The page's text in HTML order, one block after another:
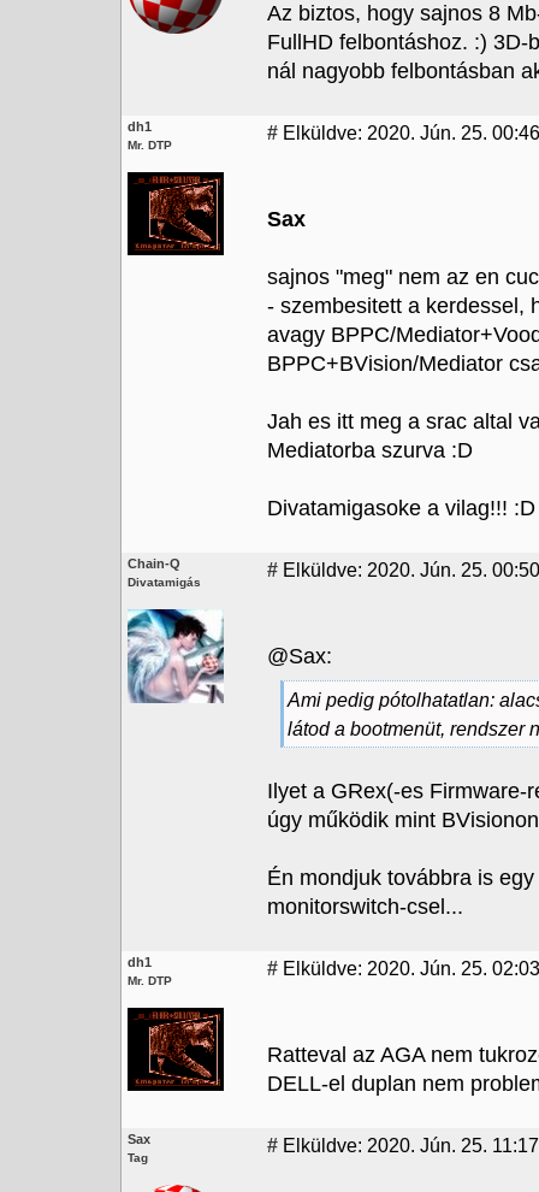
Az biztos, hogy sajnos 8
FullHD felbontáshoz. :)
nál nagyobb felbontásban
dh1
Mr. DTP
# Elküldve: 2020. Jún. 25. 00:46
Sax
sajnos "meg" nem az en
- szembesitett a kerdessel,
avagy BPPC/
BPPC+BVision/Mediator
Jah es itt meg a srac altal
Mediatorba szurva :D
Divatamigasoke a vilag!!! :D
Chain-Q
Divatamigás
# Elküldve: 2020. Jún. 25.
@Sax:
Ami pedig pótolhatatlan:
látod a bootmenüt, rendszer
Ilyet a GRex(-es Firmware-
úgy működik mint
Én mondjuk továbbra is
monitorswitch-csel...
dh1
Mr. DTP
# Elküldve: 2020. Jún. 25. 02:03
Ratteval az AGA nem
DELL-el duplan nem
Sax
Tag
# Elküldve: 2020. Jún. 25. 11:17